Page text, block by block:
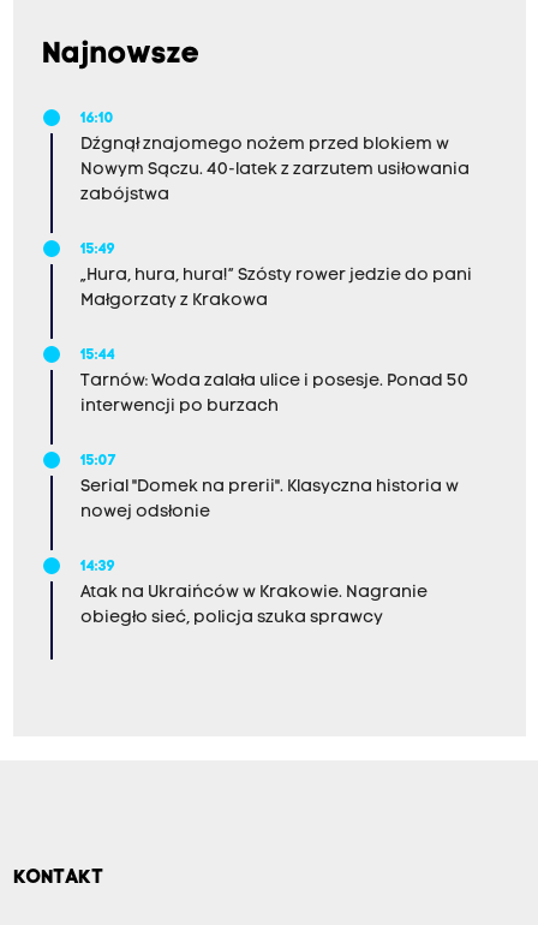
Najnowsze
16:10
Dźgnął znajomego nożem przed blokiem w
Nowym Sączu. 40-latek z zarzutem usiłowania
zabójstwa
15:49
„Hura, hura, hura!” Szósty rower jedzie do pani
Małgorzaty z Krakowa
15:44
Tarnów: Woda zalała ulice i posesje. Ponad 50
interwencji po burzach
15:07
Serial "Domek na prerii". Klasyczna historia w
nowej odsłonie
14:39
Atak na Ukraińców w Krakowie. Nagranie
obiegło sieć, policja szuka sprawcy
KONTAKT